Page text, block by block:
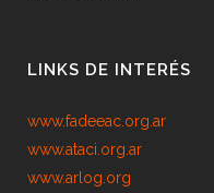
LINKS DE INTERÉS
www.fadeeac.org.ar
www.ataci.org.ar
www.arlog.org